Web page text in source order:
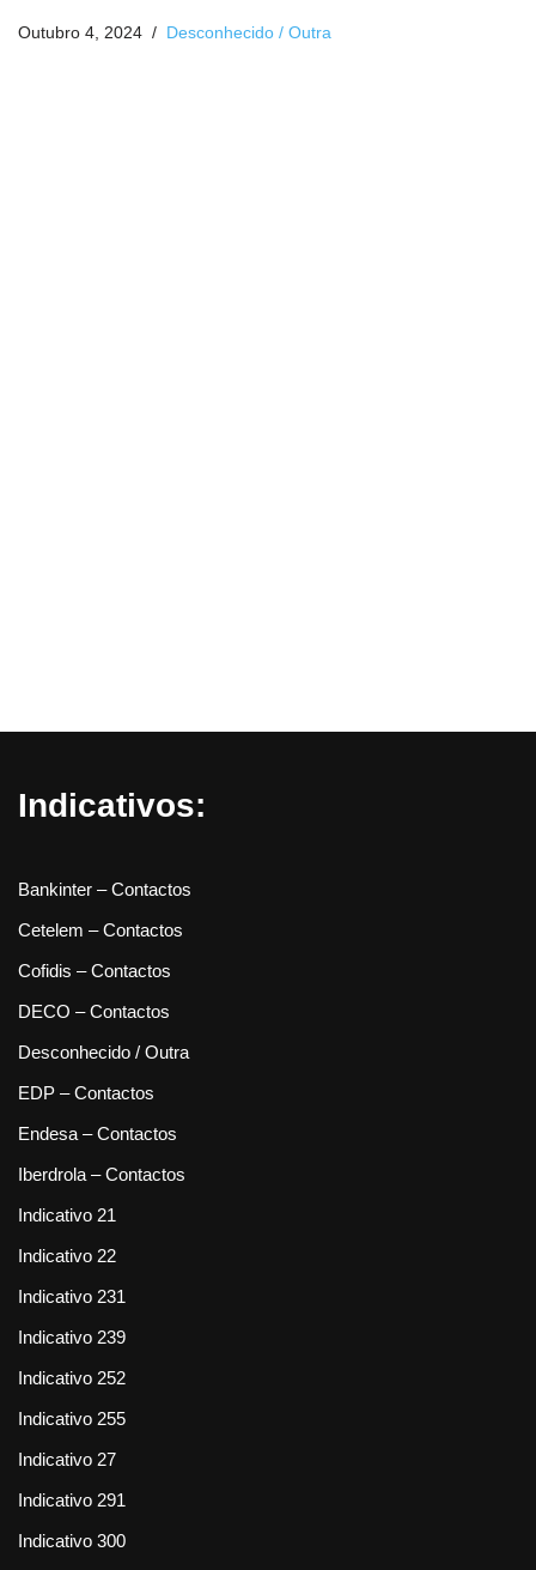
Outubro 4, 2024 Desconhecido / Outra
Indicativos:
Bankinter – Contactos
Cetelem – Contactos
Cofidis – Contactos
DECO – Contactos
Desconhecido / Outra
EDP – Contactos
Endesa – Contactos
Iberdrola – Contactos
Indicativo 21
Indicativo 22
Indicativo 231
Indicativo 239
Indicativo 252
Indicativo 255
Indicativo 27
Indicativo 291
Indicativo 300